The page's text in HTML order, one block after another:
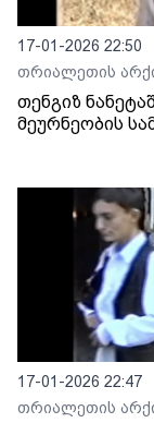
17-01-2026 22:50
თრიალეთის
თენგიზ
მეურნეობის
17-01-2026 22:47
თრიალეთის